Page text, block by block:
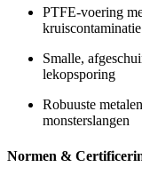
PTFE-voering
kruiscontaminatie
Smalle,
lekopsporing
Robuuste
monsterslangen
Normen &